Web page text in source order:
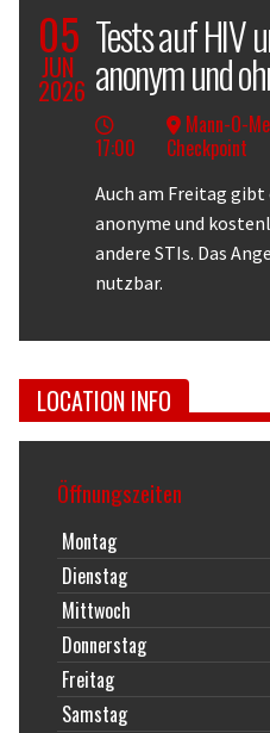
05
JUN
2026
Tests auf HIV
anonym und
17:00
Mann-O-
Checkpoint
Body
Auch am Freitag
anonyme und
andere STIs. Das
nutzbar.
LOCATION INFO
Öffnungszeiten
Montag
Dienstag
Mittwoch
Donnerstag
Freitag
Samstag